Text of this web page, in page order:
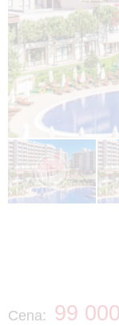
Cena: 99 000